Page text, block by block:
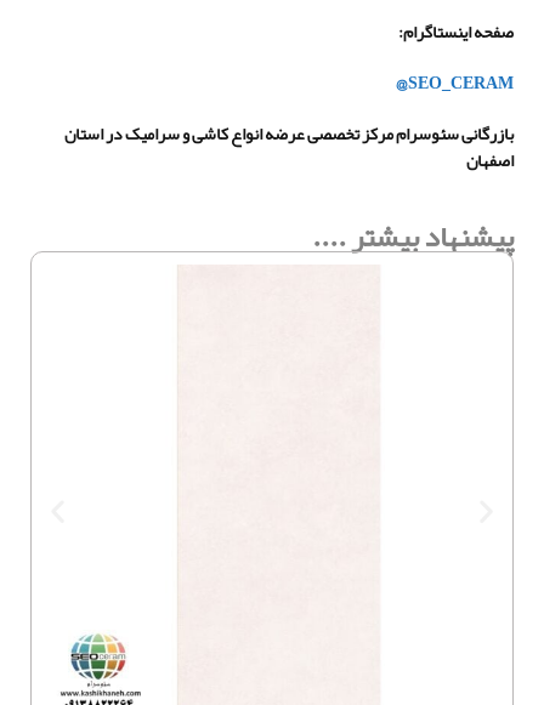
صفحه اینستاگرام:
@SEO_CERAM
بازرگانی سئوسرام مرکز تخصصی عرضه انواع کاشی و سرامیک در استان
اصفهان
پیشنهاد بیشتر ....